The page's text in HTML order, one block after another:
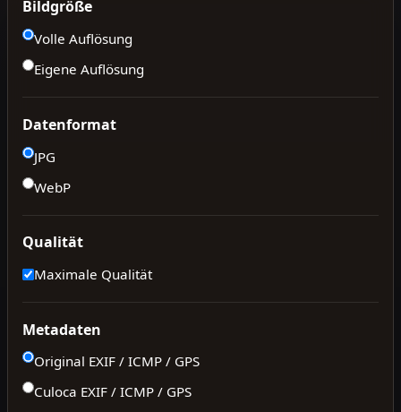
Bildgröße
Volle Auflösung
Eigene Auflösung
Datenformat
JPG
WebP
Qualität
Maximale Qualität
Metadaten
Original EXIF / ICMP / GPS
Culoca EXIF / ICMP / GPS